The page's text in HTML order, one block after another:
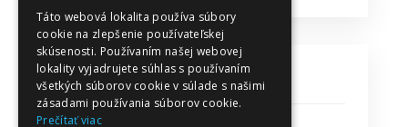
KONTAKT
Táto webová lokalita používa súbory
cookie na zlepšenie používateľskej
skúsenosti. Používaním našej webovej
lokality vyjadrujete súhlas s používaním
všetkých súborov cookie v súlade s našimi
zásadami používania súborov cookie.
Prečítať viac